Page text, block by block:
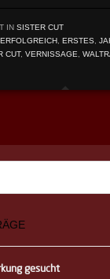
IN SISTER CUT
ERFOLGREICH, ERSTES,
CUT, VERNISSAGE,
gesucht